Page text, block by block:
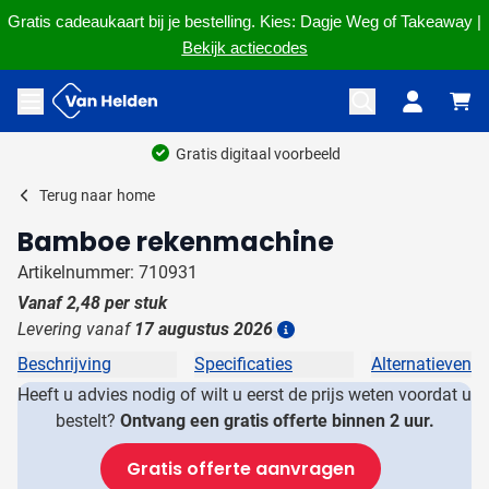
Gratis cadeaukaart bij je bestelling. Kies: Dagje Weg of Takeaway |
Bekijk actiecodes
Ga naar de inhoud
Menu openen
Gratis digitaal voorbeeld
Terug naar home
Bamboe rekenmachine
Artikelnummer: 710931
Vanaf2,48 per stuk
Levering vanaf 17 augustus 2026
Beschrijving Specificaties
Alternatieven
Heeft u advies nodig of wilt u eerst de prijs weten voordat u
bestelt? Ontvang een gratis offerte binnen 2 uur.
Gratis offerte aanvragen